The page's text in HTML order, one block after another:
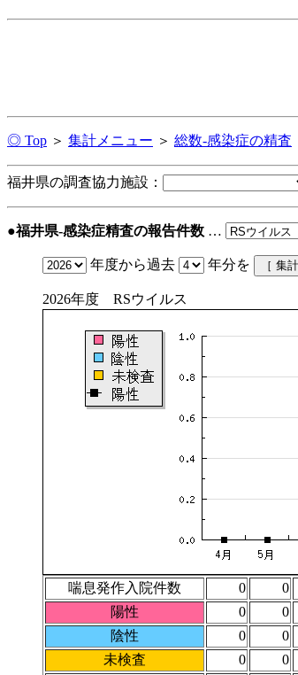
◎ Top ＞ 集計メニュー ＞ 総数-感染症の精査
福井県の調査協力施設：
●福井県-感染症精査の報告件数 …
年度から過去 年分を
2026年度 RSウイルス
喘息発作入院件数 0 0
陽性
0 0
陰性
0 0
未検査
0 0